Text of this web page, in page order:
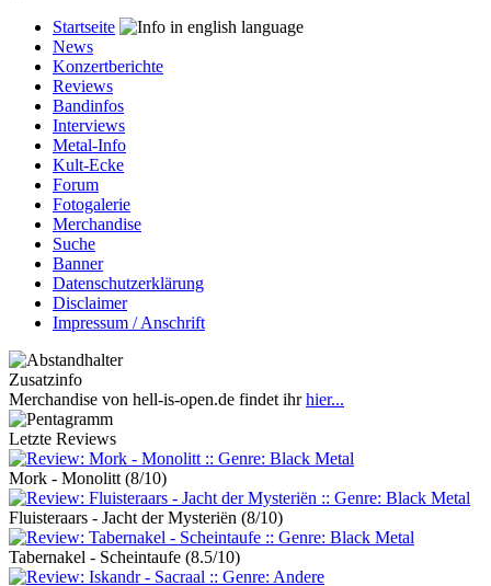
Startseite
News
Konzertberichte
Reviews
Bandinfos
Interviews
Metal-Info
Kult-Ecke
Forum
Fotogalerie
Merchandise
Suche
Banner
Datenschutzerklärung
Disclaimer
Impressum / Anschrift
Zusatzinfo
Merchandise von hell-is-open.de findet ihrhier...
Letzte Reviews
Mork - Monolitt (8/10)
Fluisteraars - Jacht der Mysteriën (8/10)
Tabernakel - Scheintaufe (8.5/10)